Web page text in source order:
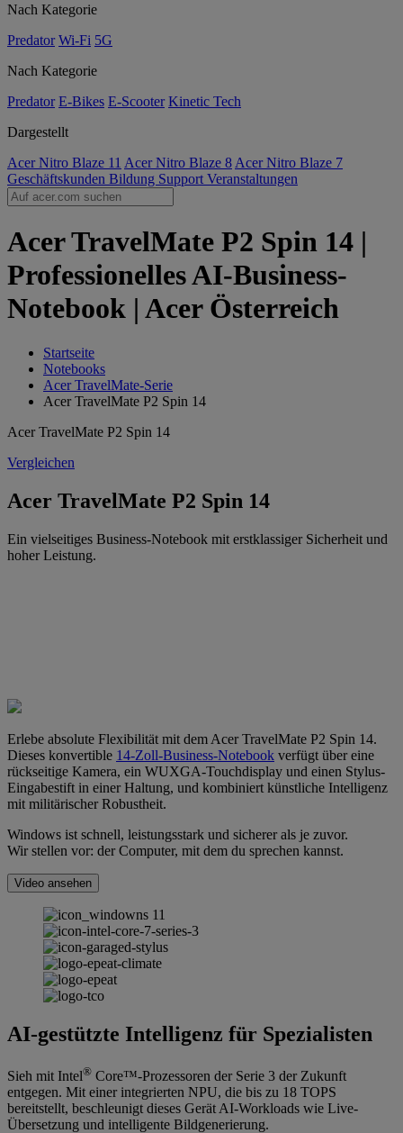
Nach Kategorie
Predator Wi-Fi 5G
Nach Kategorie
Predator E-Bikes E-Scooter Kinetic Tech
Dargestellt
Acer Nitro Blaze 11 Acer Nitro Blaze 8 Acer Nitro Blaze 7
Geschäftskunden Bildung Support Veranstaltungen
Acer TravelMate P2 Spin 14 |
Professionelles AI-Business-
Notebook | Acer Österreich
Startseite
Notebooks
Acer TravelMate-Serie
Acer TravelMate P2 Spin 14
Acer TravelMate P2 Spin 14
Vergleichen
Acer TravelMate P2 Spin 14
Ein vielseitiges Business-Notebook mit erstklassiger Sicherheit und
hoher Leistung.
Erlebe absolute Flexibilität mit dem Acer TravelMate P2 Spin 14.
Dieses konvertible 14-Zoll-Business-Notebook verfügt über eine
rückseitige Kamera, ein WUXGA-Touchdisplay und einen Stylus-
Eingabestift in einer Haltung, und kombiniert künstliche Intelligenz
mit militärischer Robustheit.
Windows ist schnell, leistungsstark und sicherer als je zuvor.
Wir stellen vor: der Computer, mit dem du sprechen kannst.
Video ansehen
AI-gestützte Intelligenz für Spezialisten
Sieh mit Intel® Core™-Prozessoren der Serie 3 der Zukunft
entgegen. Mit einer integrierten NPU, die bis zu 18 TOPS
bereitstellt, beschleunigt dieses Gerät AI-Workloads wie Live-
Übersetzung und intelligente Bildgenerierung.